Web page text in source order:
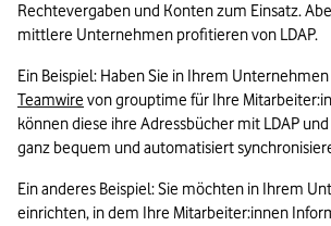
Rechtevergaben und Konten zum Einsatz.
mittlere Unternehmen profitieren von LDAP.
Teamwire von grouptime für Ihre
können diese ihre Adressbücher mit LDAP
ganz bequem und automatisiert
Ein anderes Beispiel: Sie möchten in Ihrem
einrichten, in dem Ihre Mitarbeiter:innen